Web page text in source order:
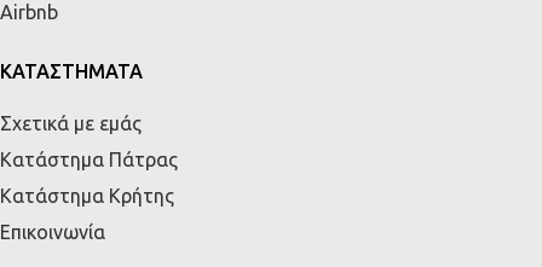
Airbnb
ΚΑΤΑΣΤΗΜΑΤΑ
Σχετικά με εμάς
Κατάστημα Πάτρας
Κατάστημα Κρήτης
Επικοινωνία